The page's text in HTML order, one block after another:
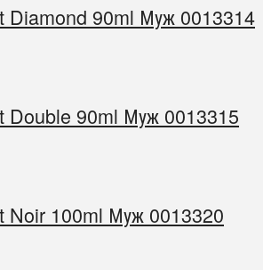
Diamond 90ml Муж 0013314
Double 90ml Муж 0013315
Noir 100ml Муж 0013320